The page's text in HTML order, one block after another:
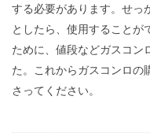
する必要があります。せっ
としたら、使用することが
ために、値段などガスコン
た。これからガスコンロの
さってください。